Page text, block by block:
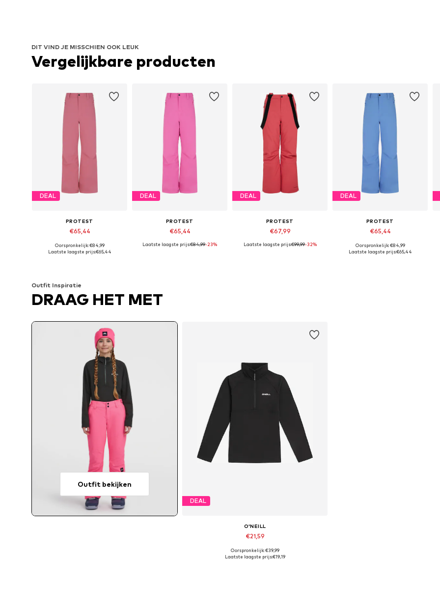
DIT VIND JE MISSCHIEN OOK LEUK
Vergelijkbare producten
DEAL
PROTEST
€65,44
Oorspronkelijk: €84,99
Laatste laagste prijs:€65,44
DEAL
PROTEST
€65,44
Laatste laagste prijs:€84,99-23%
DEAL
PROTEST
€67,99
Laatste laagste prijs:€99,99-32%
DEAL
PROTEST
€65,44
Oorspronkelijk: €84,99
Laatste laagste prijs:€65,44
Outfit Inspiratie
DRAAG HET MET
Outfit bekijken
DEAL
O'NEILL
€21,59
Beschikbare maten: 140, 152
Oorspronkelijk: €39,99
Laatste laagste prijs:€19,19